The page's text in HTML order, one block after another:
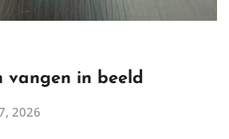
vangen in beeld
2026